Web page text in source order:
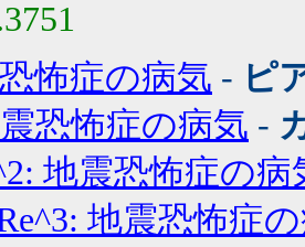
怖症の病気 - ピ
恐怖症の病気 -
地震恐怖症の病
地震恐怖症